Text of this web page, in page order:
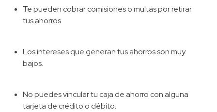
Te pueden cobrar comisiones o multas por retirar
tus ahorros.
Los intereses que generan tus ahorros son muy
bajos.
No puedes vincular tu caja de ahorro con alguna
tarjeta de crédito o débito.